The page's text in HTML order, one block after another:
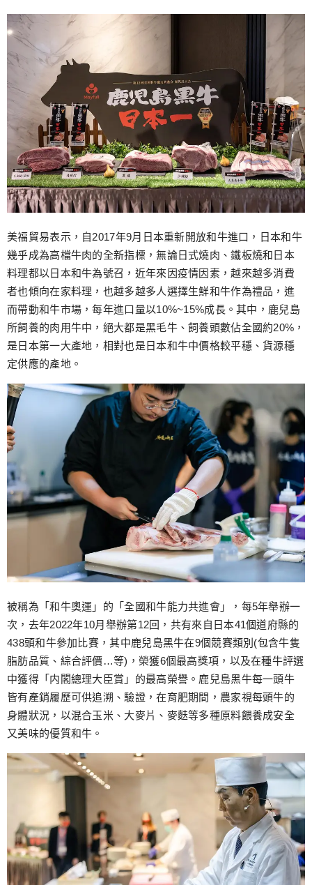
美福貿易表示，自2017年9月日本重新開放和牛進口，日本和牛
幾乎成為高檔牛肉的全新指標，無論日式燒肉、鐵板燒和日本
料理都以日本和牛為號召，近年來因疫情因素，越來越多消費
者也傾向在家料理，也越多越多人選擇生鮮和牛作為禮品，進
而帶動和牛市場，每年進口量以10%~15%成長。其中，鹿兒島
所飼養的肉用牛中，絕大都是黑毛牛、飼養頭數佔全國約20%，
是日本第一大產地，相對也是日本和牛中價格較平穩、貨源穩
定供應的產地。
被稱為「和牛奧運」的「全國和牛能力共進會」，每5年舉辦一
次，去年2022年10月舉辦第12回，共有來自日本41個道府縣的
438頭和牛參加比賽，其中鹿兒島黑牛在9個競賽類別(包含牛隻
脂肪品質、綜合評價…等)，榮獲6個最高獎項，以及在種牛評選
中獲得「内閣總理大臣賞」的最高榮譽。鹿兒島黑牛每一頭牛
皆有產銷履歷可供追溯、驗證，在育肥期間，農家視每頭牛的
身體狀況，以混合玉米、大麥片、麥麩等多種原料餵養成安全
又美味的優質和牛。